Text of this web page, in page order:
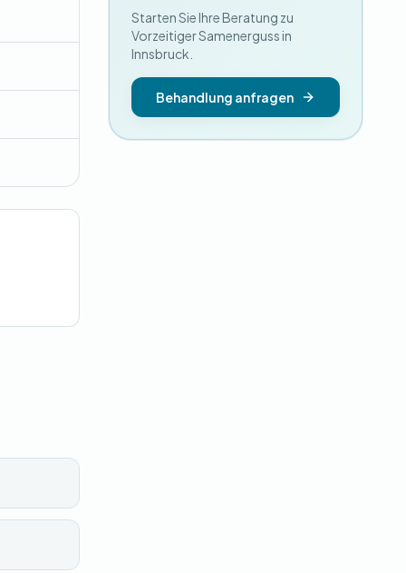
Starten Sie Ihre Beratung zu
Vorzeitiger Samenerguss in
Innsbruck.
Behandlung anfragen